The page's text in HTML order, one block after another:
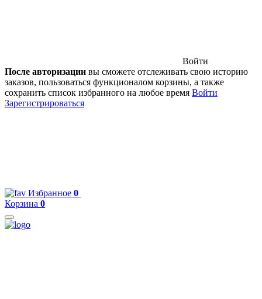
Войти
После авторизации вы сможете отслеживать свою историю
заказов, пользоваться функционалом корзины, а также
сохранить список избранного на любое время Войти
Зарегистрироваться
Избранное 0
Корзина 0